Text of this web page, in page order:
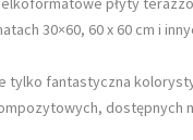
30×60, 60 x 60 cm i
tylko fantastyczna
dostępnych